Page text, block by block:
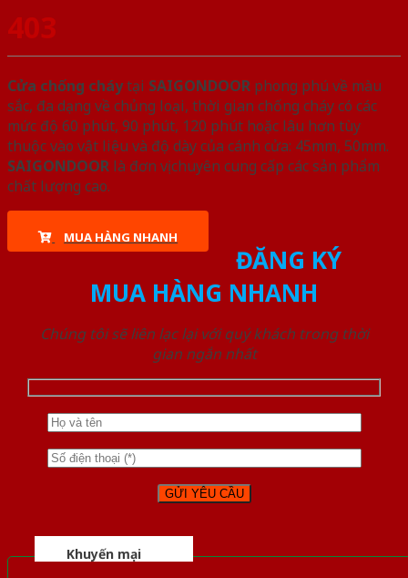
403
Cửa chống cháytại SAIGONDOOR phong phú về màu
sắc, đa dạng về chủng loại, thời gian chống cháy có các
mức độ 60 phút, 90 phút, 120 phút hoặc lâu hơn tùy
thuộc vào vật liệu và độ dày của cánh cửa: 45mm, 50mm.
SAIGONDOOR là đơn vị chuyên cung cấp các sản phẩm
chất lượng cao.
MUA HÀNG NHANH
ĐĂNG KÝ
MUA HÀNG NHANH
Chúng tôi sẽ liên lạc lại với quý khách trong thời
gian ngắn nhất
Khuyến mại